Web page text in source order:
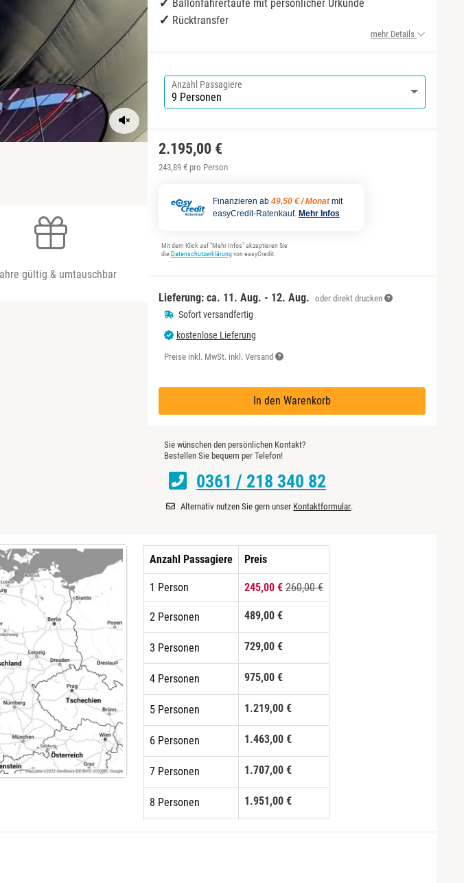
gültig & umtauschbar
Ballonfahrertaufe mit persönlicher Urkunde
Rücktransfer
mehr Details
Anzahl Passagiere
2.195,00 €
243,89 € pro Person
Finanzieren ab 49,50 € / Monat mit
easyCredit-Ratenkauf. Mehr Infos
Mit dem Klick auf "Mehr Infos" akzeptieren Sie
dieDatenschutzerklärungvon easyCredit.
Lieferung: ca. 11. Aug. - 12. Aug. oder direkt drucken
Sofort versandfertig
kostenlose Lieferung
Preise inkl. MwSt. inkl. Versand
In den Warenkorb
Sie wünschen den persönlichen Kontakt?
Bestellen Sie bequem per Telefon!
0361 / 218 340 82
Alternativ nutzen Sie gern unser Kontaktformular.
Anzahl Passagiere Preis
1 Person 245,00 €260,00 €
2 Personen 489,00 €
3 Personen 729,00 €
4 Personen 975,00 €
5 Personen 1.219,00 €
6 Personen 1.463,00 €
7 Personen 1.707,00 €
8 Personen 1.951,00 €